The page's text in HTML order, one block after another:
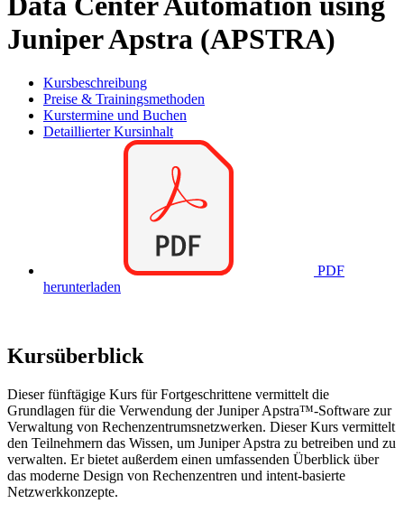
Juniper Apstra (APSTRA)
Kursbeschreibung
Preise & Trainingsmethoden
Kurstermine und Buchen
Detaillierter Kursinhalt
PDF
herunterladen
Kursüberblick
Dieser fünftägige Kurs für Fortgeschrittene vermittelt die
Grundlagen für die Verwendung der Juniper Apstra™-Software zur
Verwaltung von Rechenzentrumsnetzwerken. Dieser Kurs vermittelt
den Teilnehmern das Wissen, um Juniper Apstra zu betreiben und zu
verwalten. Er bietet außerdem einen umfassenden Überblick über
das moderne Design von Rechenzentren und intent-basierte
Netzwerkkonzepte.